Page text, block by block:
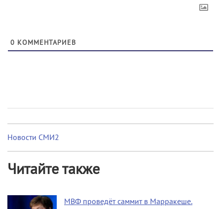
0 КОММЕНТАРИЕВ
Новости СМИ2
Читайте также
МВФ проведёт саммит в Марракеше.